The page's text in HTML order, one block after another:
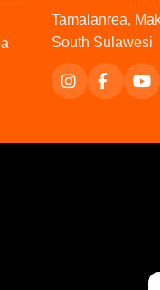
Tamalanrea,
South Sulawesi